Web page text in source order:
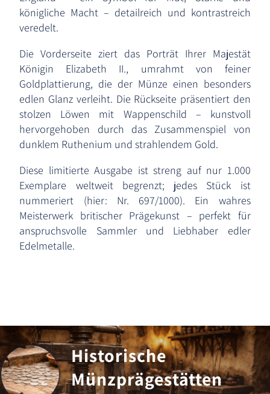
königliche Macht – detailreich und kontrastreich
veredelt.
Die Vorderseite ziert das Porträt Ihrer Majestät
Königin Elizabeth II., umrahmt von feiner
Goldplattierung, die der Münze einen besonders
edlen Glanz verleiht. Die Rückseite präsentiert den
stolzen Löwen mit Wappenschild – kunstvoll
hervorgehoben durch das Zusammenspiel von
dunklem Ruthenium und strahlendem Gold.
Diese limitierte Ausgabe ist streng auf nur 1.000
Exemplare weltweit begrenzt; jedes Stück ist
nummeriert (hier: Nr. 697/1000). Ein wahres
Meisterwerk britischer Prägekunst – perfekt für
anspruchsvolle Sammler und Liebhaber edler
Edelmetalle.
Historische
Münzprägestätten